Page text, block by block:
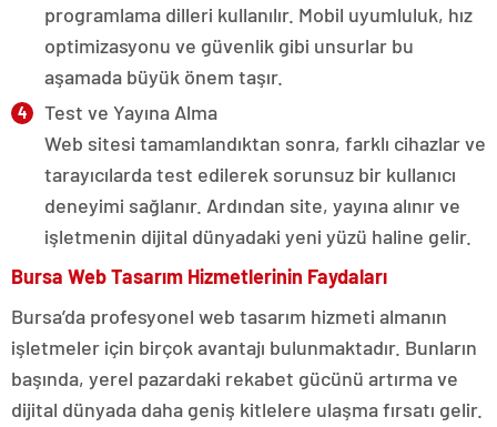
programlama dilleri kullanılır. Mobil uyumluluk, hız
optimizasyonu ve güvenlik gibi unsurlar bu
aşamada büyük önem taşır.
Test ve Yayına Alma
Web sitesi tamamlandıktan sonra, farklı cihazlar ve
tarayıcılarda test edilerek sorunsuz bir kullanıcı
deneyimi sağlanır. Ardından site, yayına alınır ve
işletmenin dijital dünyadaki yeni yüzü haline gelir.
Bursa Web Tasarım Hizmetlerinin Faydaları
Bursa’da profesyonel web tasarım hizmeti almanın
işletmeler için birçok avantajı bulunmaktadır. Bunların
başında, yerel pazardaki rekabet gücünü artırma ve
dijital dünyada daha geniş kitlelere ulaşma fırsatı gelir.